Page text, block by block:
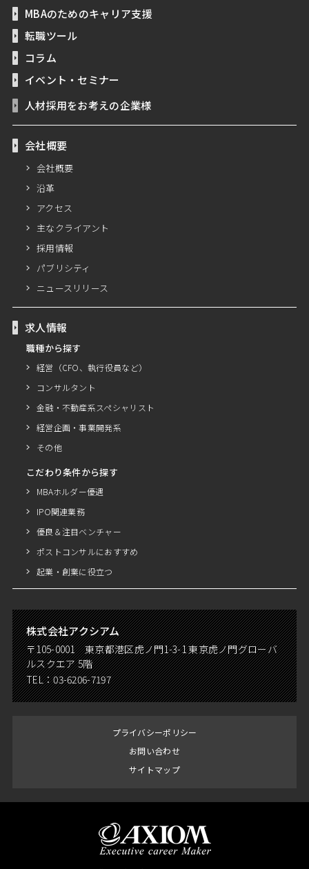
MBAのためのキャリア支援
転職ツール
コラム
イベント・セミナー
人材採用をお考えの企業様
会社概要
会社概要
沿革
アクセス
主なクライアント
採用情報
パブリシティ
ニュースリリース
求人情報
職種から探す
経営（CFO、執行役員など）
コンサルタント
金融・不動産系スペシャリスト
経営企画・事業開発系
その他
こだわり条件から探す
MBAホルダー優遇
IPO関連業務
優良＆注目ベンチャー
ポストコンサルにおすすめ
起業・創業に役立つ
株式会社アクシアム
〒105-0001 東京都港区虎ノ門1-3-1 東京虎ノ門グローバ
ルスクエア 5階
TEL：03-6206-7197
プライバシーポリシー
お問い合わせ
サイトマップ